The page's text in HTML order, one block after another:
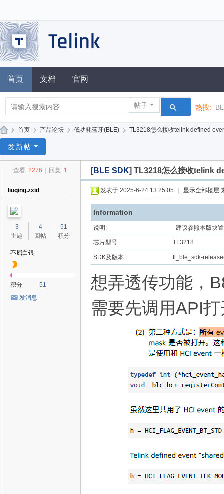
首页 文档 官网
帖子 热搜:
凌
» 首页 › 产品论坛 › 低功耗蓝牙(BLE) › TL3218怎么接收telink defined
发新帖
查看: 2276 回复: 1 [BLE SDK] TL3218怎么接收telink
liuqing.zxid
3
主题
4
回帖
51
积分
不屈白银
积分
51
发消息
发表于 2025-6-24 13:25:05 显示全部楼层
Information
说明: 建议参照本版块
芯片型号: TL3218
SDK及版本: tl_ble_sdk-
想弄透传功能，
需要先调用API